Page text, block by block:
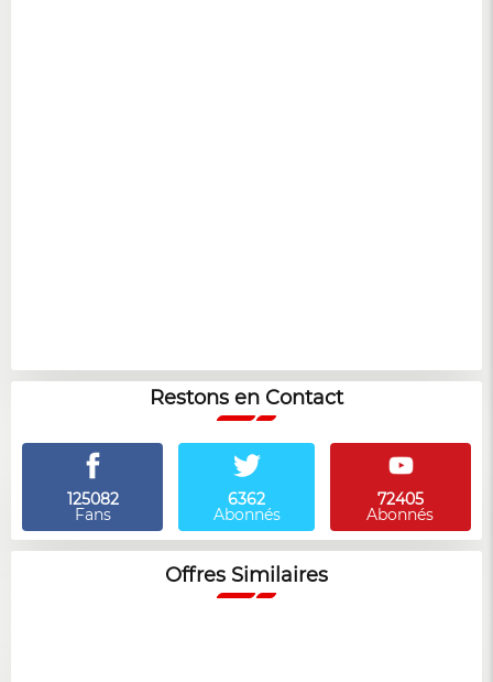
Restons en Contact
125082
Fans
6362
Abonnés
72405
Abonnés
Offres Similaires